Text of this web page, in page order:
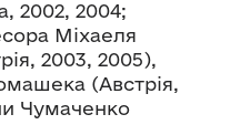
2002, 2004;
Міхаеля
2003, 2005),
(Австрія,
Чумаченко